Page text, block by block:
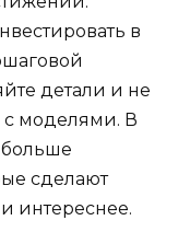
в
детали и не
с моделями. В
сделают
интереснее.